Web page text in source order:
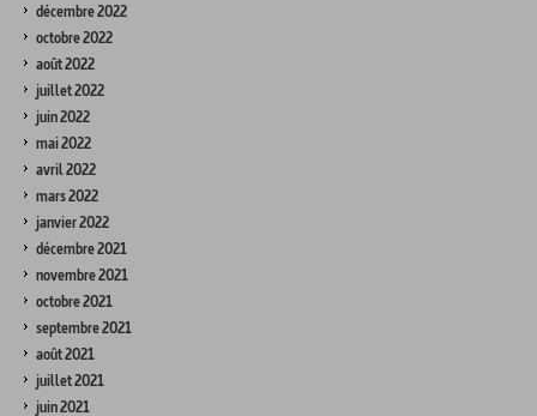
décembre 2022
octobre 2022
août 2022
juillet 2022
juin 2022
mai 2022
avril 2022
mars 2022
janvier 2022
décembre 2021
novembre 2021
octobre 2021
septembre 2021
août 2021
juillet 2021
juin 2021